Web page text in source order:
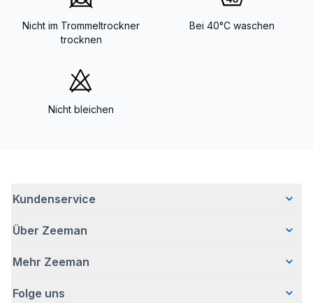
Nicht im Trommeltrockner
trocknen
Bei 40°C waschen
Nicht bleichen
Kundenservice
Häufig gestellte Fragen
Lieferung
Über Zeeman
Wer wir sind
Verantwortungsvoll Geschäfte machen
Mehr Zeeman
Presse
Folge uns